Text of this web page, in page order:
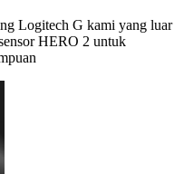
Logitech G kami yang luar
HERO 2 untuk